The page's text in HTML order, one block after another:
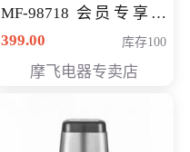
MF-98718 会员专享价
299元
399.00 库存100
摩飞电器专卖店